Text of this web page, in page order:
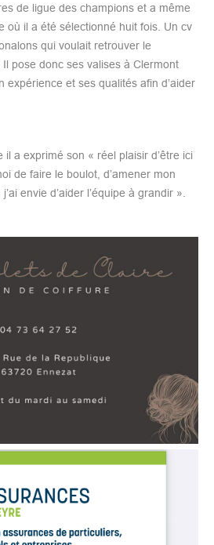
de ligue des champions et a même
où il a été sélectionné huit fois. Un cv
qui voulait retrouver le
pose donc ses valises à Clermont
expérience et ses qualités afin d’aider
a exprimé son « réel plaisir d’être ici
de faire le boulot, d’amener mon
envie d’aider l’équipe à grandir ».